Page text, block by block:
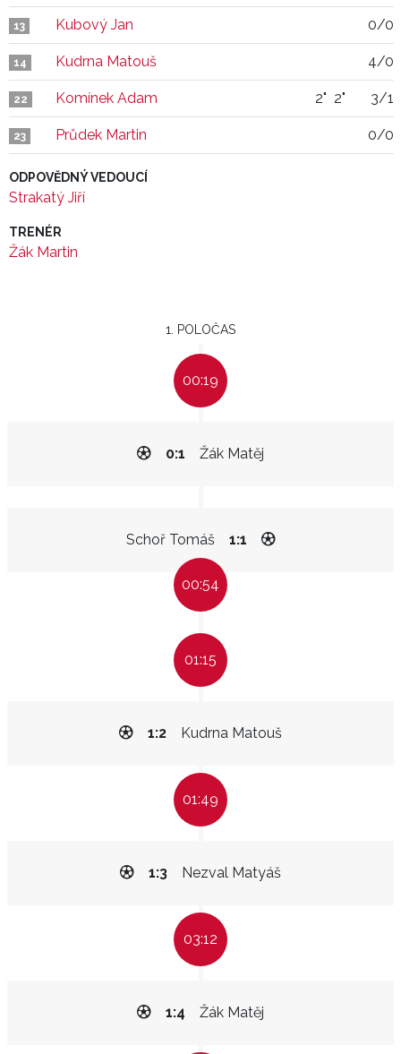
13 Kubový Jan 0/0
14 Kudrna Matouš 4/0
22 Komínek Adam 2" 2" 3/1
23 Průdek Martin 0/0
ODPOVĚDNÝ VEDOUCÍ
Strakatý Jiří
TRENÉR
Žák Martin
1. POLOČAS
00:19
Žák Matěj
0:1
Schoř Tomáš 1:1
00:54
01:15
Kudrna Matouš
1:2
01:49
Nezval Matyáš
1:3
03:12
Žák Matěj
1:4